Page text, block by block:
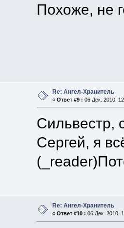
Похоже, не
Re: Ангел-Хранитель
« Ответ #9 : 06 Дек. 2010,
Сильвестр,
Сергей, я
Re: Ангел-Хранитель
« Ответ #10 : 06 Дек. 2010,